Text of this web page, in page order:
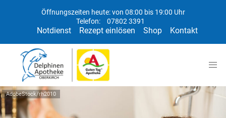
Öffnungszeiten heute: von 08:00 bis 19:00 Uhr
Telefon:
07802 3391
Notdienst Rezept einlösen Shop Kontakt
AdobeStock/rh2010